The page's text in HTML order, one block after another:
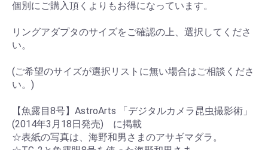
個別にご購入頂くよりもお得になっています。
リングアダプタのサイズをご確認の上、選択してくださ
い。
(ご希望のサイズが選択リストに無い場合はご相談くださ
い。)
【魚露目8号】AstroArts 「デジタルカメラ昆虫撮影術」
(2014年3月18日発売) に掲載
☆表紙の写真は、海野和男さまのアサギマダラ。